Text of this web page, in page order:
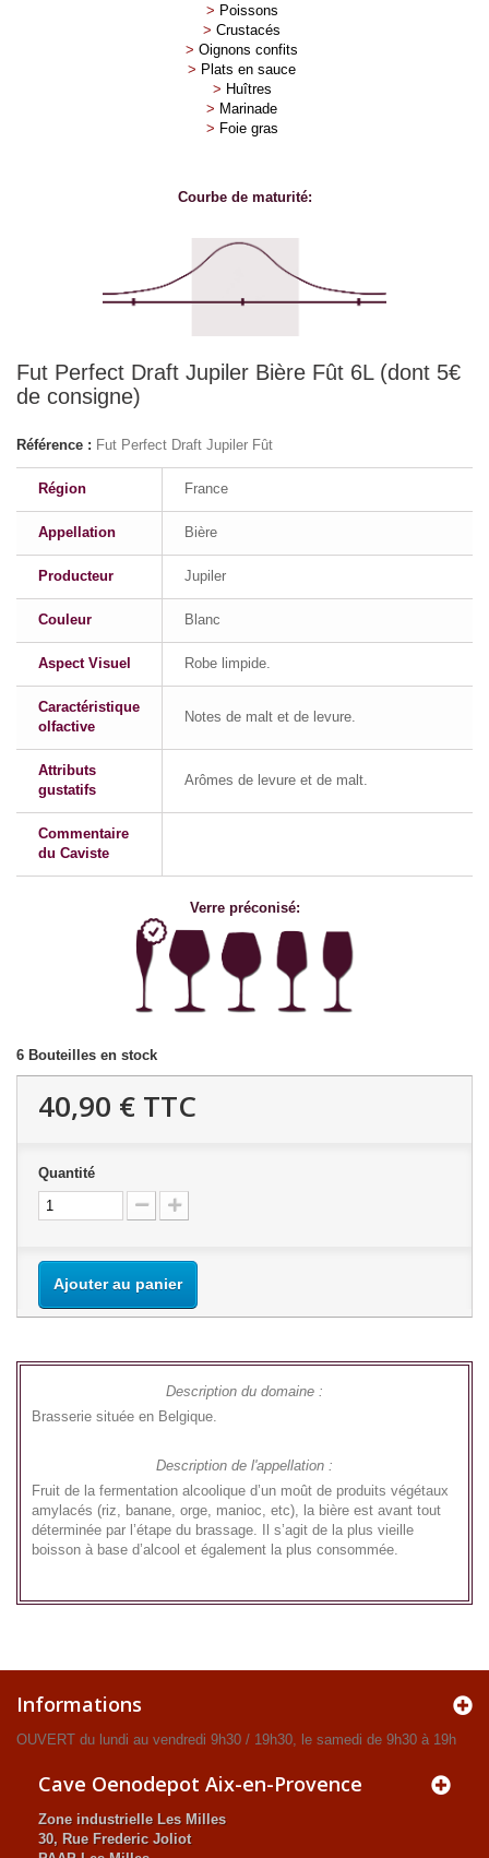
> Poissons
> Crustacés
> Oignons confits
> Plats en sauce
> Huîtres
> Marinade
> Foie gras
Courbe de maturité:
Fut Perfect Draft Jupiler Bière Fût 6L (dont 5€
de consigne)
Référence : Fut Perfect Draft Jupiler Fût
Région France
Appellation Bière
Producteur Jupiler
Couleur Blanc
Aspect Visuel Robe limpide.
Caractéristique
olfactive
Notes de malt et de levure.
Attributs
gustatifs
Arômes de levure et de malt.
Commentaire
du Caviste
Verre préconisé:
6 Bouteilles en stock
40,90 € TTC
Quantité
Ajouter au panier
Description du domaine :
Brasserie située en Belgique.
Description de l'appellation :
Fruit de la fermentation alcoolique d’un moût de produits végétaux
amylacés (riz, banane, orge, manioc, etc), la bière est avant tout
déterminée par l’étape du brassage. Il s’agit de la plus vieille
boisson à base d’alcool et également la plus consommée.
Informations
OUVERT du lundi au vendredi 9h30 / 19h30, le samedi de 9h30 à 19h
Cave Oenodepot Aix-en-Provence
Zone industrielle Les Milles
30, Rue Frederic Joliot